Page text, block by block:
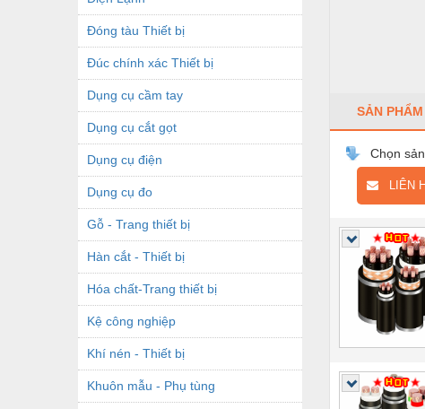
Đóng tàu Thiết bị
Đúc chính xác Thiết bị
Dụng cụ cầm tay
Dụng cụ cắt gọt
Dụng cụ điện
Dụng cụ đo
Gỗ - Trang thiết bị
Hàn cắt - Thiết bị
Hóa chất-Trang thiết bị
Kệ công nghiệp
Khí nén - Thiết bị
Khuôn mẫu - Phụ tùng
SẢN PHẨM
Chọn
LIÊN